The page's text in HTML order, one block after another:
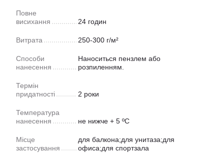
Повне
висихання
24 годин
Витрата 250-300 г/м²
Способи
нанесення
Наноситься пензлем або
розпиленням.
Термін
придатності
2 роки
Температура
нанесення
не нижче + 5 ºС
Місце
застосування
для балкона;для унитаза;для
офиса;для спортзала